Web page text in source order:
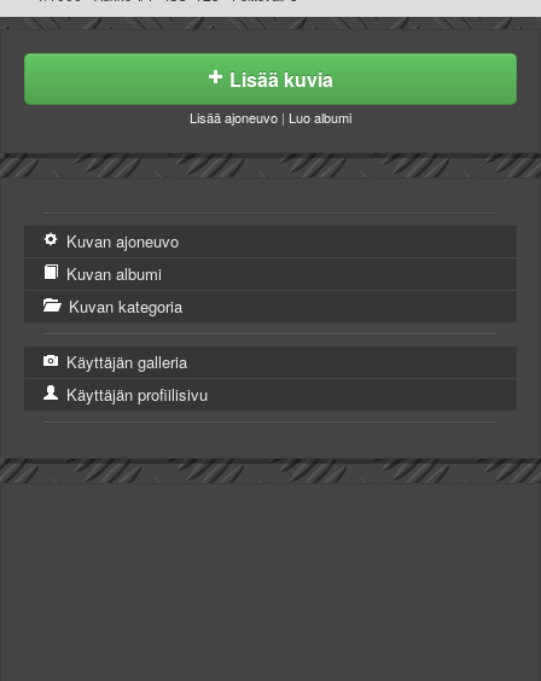
Lisää kuvia
Lisää ajoneuvo | Luo albumi
Kuvan ajoneuvo
Kuvan albumi
Kuvan kategoria
Käyttäjän galleria
Käyttäjän profiilisivu